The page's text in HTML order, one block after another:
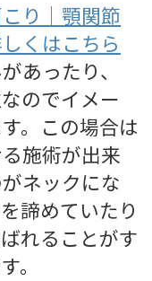
り｜顎関節
はこちら
あったり、
のでイメー
。この場合は
施術が出来
ネックにな
諦めていたり
れることがす
。